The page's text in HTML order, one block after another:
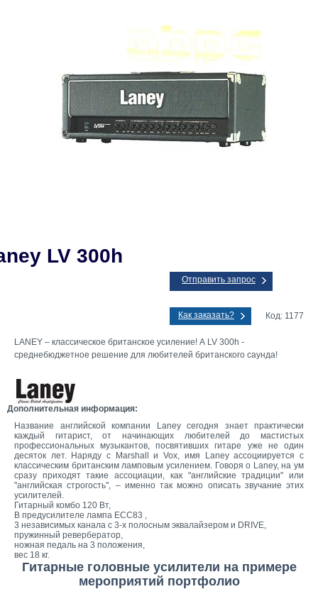
LV 300h
Отправить запрос
Как заказать? Код: 1177
LANEY – классическое британское усиление! А LV 300h -
среднебюджетное решение для любителей британского саунда!
Дополнительная информация:
Название английской компании Laney сегодня знает практически
каждый гитарист, от начинающих любителей до мастистых
профессиональных музыкантов, посвятивших гитаре уже не один
десяток лет. Наряду с Marshall и Vox, имя Laney ассоциируется с
классическим британским ламповым усилением. Говоря о Laney, на ум
сразу приходят такие ассоциации, как "английские традиции" или
"английская строгость", – именно так можно описать звучание этих
усилителей.
Гитарный комбо 120 Вт,
В предусилителе лампа ECC83 ,
3 независимых канала с 3-х полосным эквалайзером и DRIVE,
пружинный ревербератор,
ножная педаль на 3 положения,
вес 18 кг.
Гитарные головные усилители на примере
мероприятий портфолио